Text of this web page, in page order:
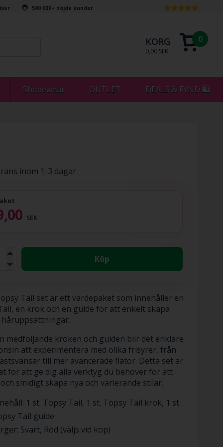
500 000+ nöjda kunder
KORG
0,00 SEK
0
Shapewear OUTLET DEALS & FYND 🛍
inom 1-3 dagar
SEK
Köp
Tail set är ett värdepaket som innehåller en
en krok och en guide för att enkelt skapa
medföljande kroken och guiden blir det enklare
att experimentera med olika frisyrer, från
till mer avancerade flätor. Detta set är
för att ge dig alla verktyg du behöver för att
smidigt skapa nya och varierande stilar.
1 st. Topsy Tail, 1 st. Topsy Tail krok, 1 st.
Tail guide
Svart, Röd (väljs vid köp)